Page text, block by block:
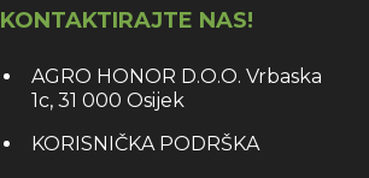
KONTAKTIRAJTE NAS!
AGRO HONOR D.O.O. Vrbaska
1c, 31 000 Osijek
KORISNIČKA PODRŠKA